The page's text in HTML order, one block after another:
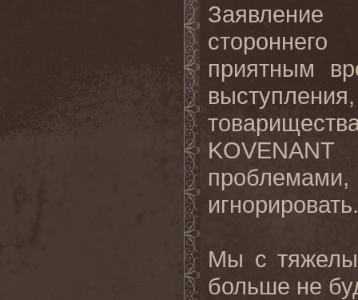
приятным
игнорировать.
Мы с
больше не